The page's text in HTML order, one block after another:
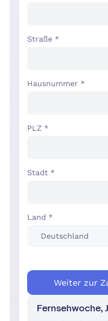
Straße *
Hausnummer *
PLZ *
Stadt *
Land *
Weiter zur
Fernsehwoche,